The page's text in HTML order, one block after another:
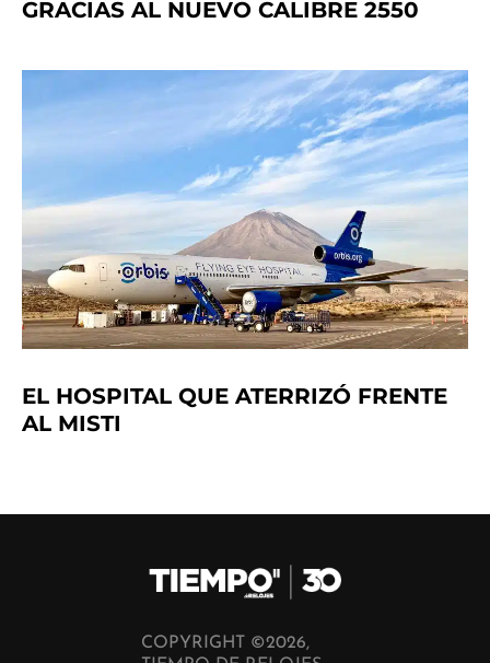
GRACIAS AL NUEVO CALIBRE 2550
EL HOSPITAL QUE ATERRIZÓ FRENTE
AL MISTI
COPYRIGHT ©2026,